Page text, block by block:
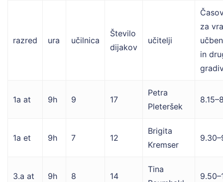
razred ura učilnica
Število
dijakov
učitelji
za
in
1a at 9h 9 17
Petra
Pleteršek
1a et 9h 7 12
Brigita
Kremser
3.a at 9h 8 14
Tina